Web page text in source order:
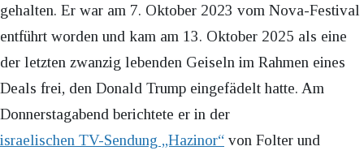
gehalten. Er war am 7. Oktober 2023 vom Nova-Festival
entführt worden und kam am 13. Oktober 2025 als eine
der letzten zwanzig lebenden Geiseln im Rahmen eines
Deals frei, den Donald Trump eingefädelt hatte. Am
Donnerstagabend berichtete er in der
israelischen TV-Sendung „Hazinor“ von Folter und